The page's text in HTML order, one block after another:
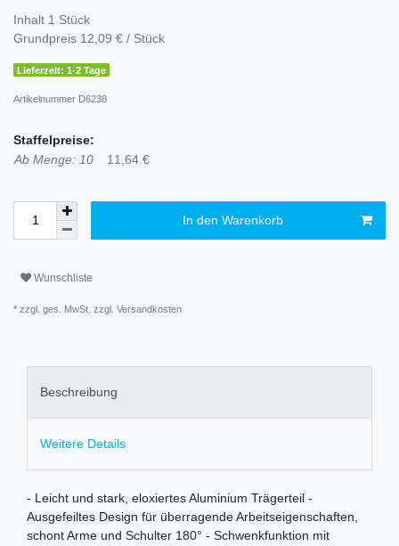
Inhalt 1 Stück
Grundpreis 12,09 € / Stück
Lieferzeit: 1-2 Tage
Artikelnummer D6238
Staffelpreise:
Ab Menge: 10
11,64 €
In den Warenkorb
Wunschliste
* zzgl. ges. MwSt. zzgl. Versandkosten
Beschreibung
Weitere Details
- Leicht und stark, eloxiertes Aluminium Trägerteil -
Ausgefeiltes Design für überragende Arbeitseigenschaften,
schont Arme und Schulter 180° - Schwenkfunktion mit